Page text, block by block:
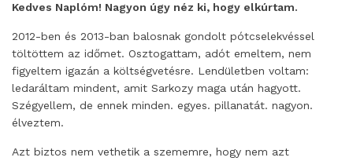
Kedves Naplóm! Nagyon úgy néz ki, hogy elkúrtam.
2012-ben és 2013-ban balosnak gondolt pótcselekvéssel
töltöttem az időmet. Osztogattam, adót emeltem, nem
figyeltem igazán a költségvetésre. Lendületben voltam:
ledaráltam mindent, amit Sarkozy maga után hagyott.
Szégyellem, de ennek minden. egyes. pillanatát. nagyon.
élveztem.
Azt biztos nem vethetik a szememre, hogy nem azt